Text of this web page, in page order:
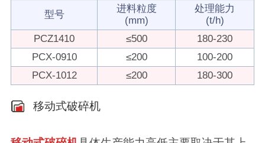
型号
进料粒度
(mm)
处理能力
(t/h)
PCZ1410
≤500
180-230
PCX-0910
≤200
100-200
PCX-1012
≤200 180-300
移动式破碎机